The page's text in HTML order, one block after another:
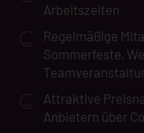
Arbeitszeiten
Regelmäßige
Sommerfeste,
Attraktive
Anbietern über